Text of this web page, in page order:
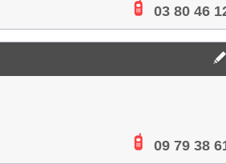
03 80 46
09 79 38